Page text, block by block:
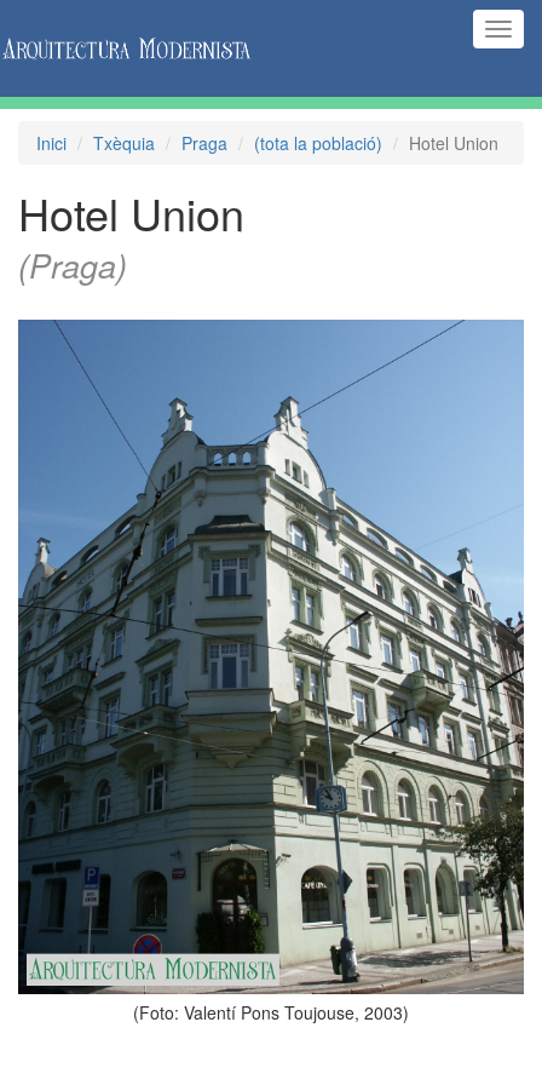
Inici Txèquia Praga (tota la població) Hotel Union
Hotel Union
(Praga)
(Foto: Valentí Pons Toujouse, 2003)